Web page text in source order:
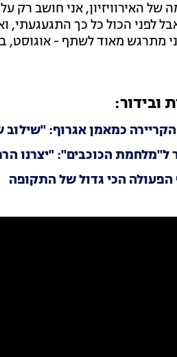
האירוויזיון, אני חושב רק
לפני הכול כל כך התגעגעתי,
מתרגש מאוד לשתף - אוגוסט,
ובידור:
כמאמן אגרוף: "שילוב
ל"מלחמת הכוכבים": "יצרנו
הפעולה הכי גדול של התקופה